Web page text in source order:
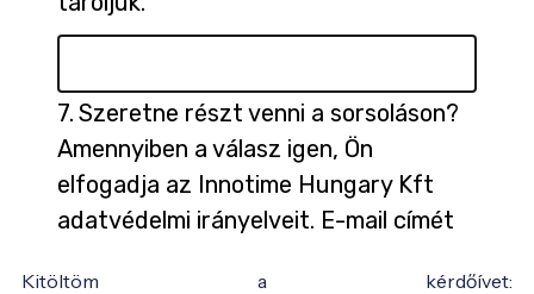
Kitöltöm a kérdőívet: